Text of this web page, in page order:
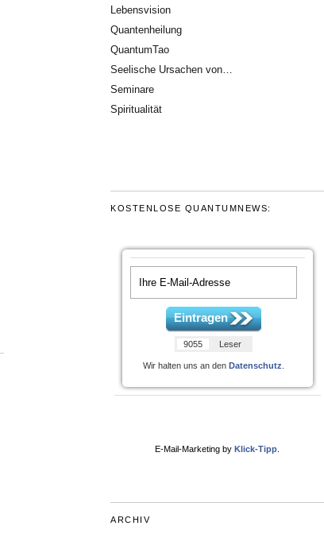
Lebensvision
Quantenheilung
QuantumTao
Seelische Ursachen von…
Seminare
Spiritualität
KOSTENLOSE QUANTUMNEWS:
Eintragen
9055 Leser
Wir halten uns an den Datenschutz
E-Mail-Marketing byKlick-Tipp
ARCHIV